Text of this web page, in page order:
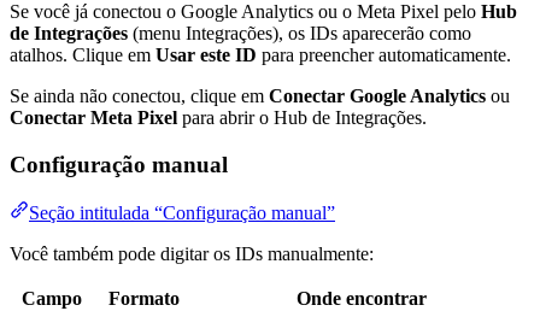
Se você já conectou o Google Analytics ou o Meta Pixel pelo Hub
de Integrações (menu Integrações), os IDs aparecerão como
atalhos. Clique em Usar este ID para preencher automaticamente.
Se ainda não conectou, clique em Conectar Google Analytics ou
Conectar Meta Pixel para abrir o Hub de Integrações.
Configuração manual
Seção intitulada “Configuração manual”
Você também pode digitar os IDs manualmente:
Campo Formato
Onde encontrar